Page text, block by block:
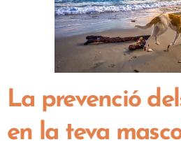
La prevenció
en la teva